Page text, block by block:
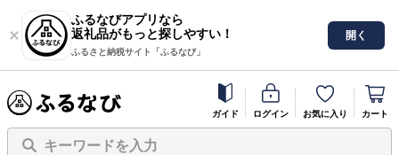
ふるなびアプリなら
返礼品がもっと探しやすい！
ふるさと納税サイト「ふるなび」
開く
ガイド ログイン お気に入り カート
キーワードを入力